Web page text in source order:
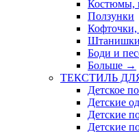
Костюмы,
Ползунки
Боди и
Больше →
ТЕКСТИЛЬ
Детское
Детские
Детские
Детские